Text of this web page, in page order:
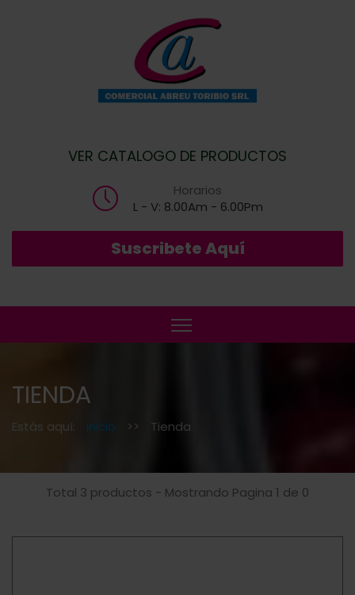
VER CATALOGO DE PRODUCTOS
Horarios
L - V: 8.00Am - 6.00Pm
Suscribete Aquí
TIENDA
Estás aquí: Inicio >> Tienda
Total 3 productos - Mostrando Pagina 1 de 0